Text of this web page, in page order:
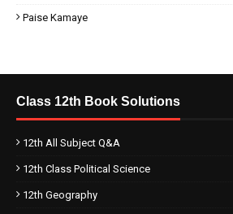
Paise Kamaye
Class 12th Book Solutions
12th All Subject Q&A
12th Class Political Science
12th Geography